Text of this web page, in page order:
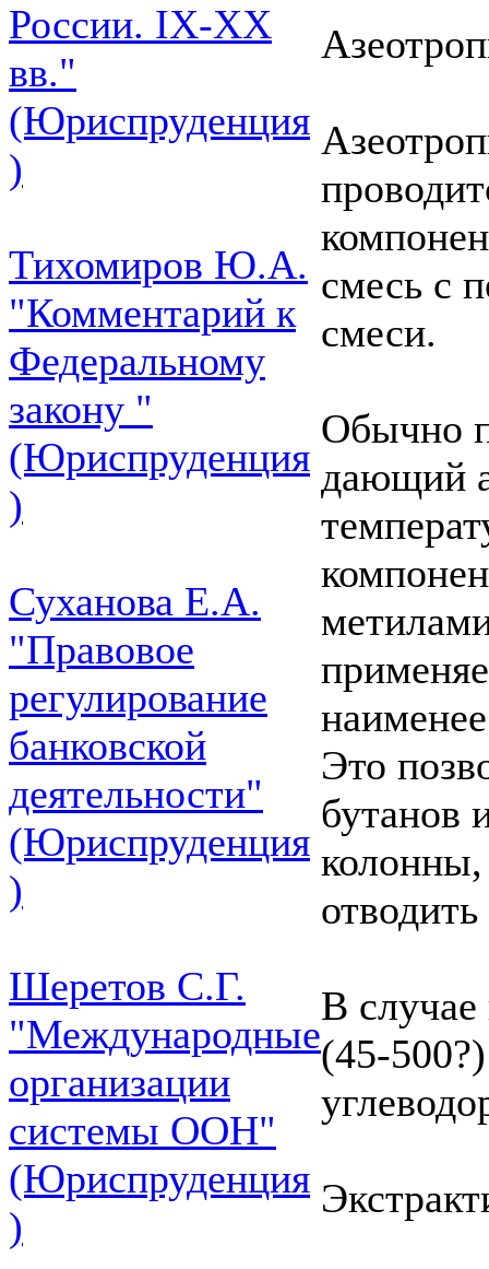
России. IХ-ХХ
вв."
(Юриспруденция
)
Тихомиров Ю.А.
"Комментарий к
Федеральному
закону "
(Юриспруденция
)
Суханова Е.А.
"Правовое
регулирование
банковской
деятельности"
(Юриспруденция
)
Шеретов С.Г.
"Международные
организации
системы ООН"
(Юриспруденция
)
смесь с
смеси.
Обычно
дающий
Это
бутанов
колонны,
В
(45-